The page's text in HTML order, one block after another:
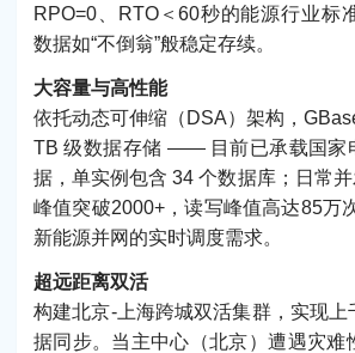
RPO=0、RTO＜60秒的能源行业标
数据如“不倒翁”般稳定存续。
大容量与高性能
依托动态可伸缩（DSA）架构，
TB 级数据存储 —— 目前已承载国家
据，单实例包含 34 个数据库；日常并
峰值突破2000+，读写峰值高达85万
新能源并网的实时调度需求。
超远距离双活
构建北京-上海跨城双活集群，实现上
据同步。当主中心（北京）遭遇灾难